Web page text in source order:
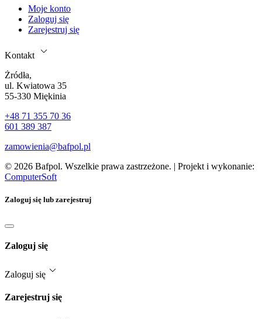
Moje konto
Zaloguj się
Zarejestruj się
Kontakt
Żródła,
ul. Kwiatowa 35
55-330 Miękinia
+48 71 355 70 36
601 389 387
zamowienia@bafpol.pl
© 2026 Bafpol. Wszelkie prawa zastrzeżone. | Projekt i wykonanie:
ComputerSoft
Zaloguj się lub zarejestruj
Zaloguj się
Zaloguj się
Zarejestruj się